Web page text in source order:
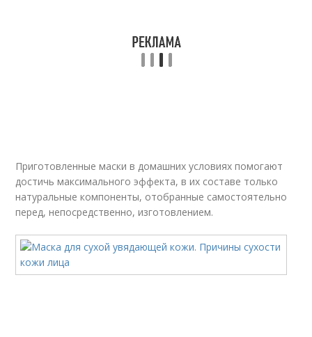
Приготовленные маски в домашних условиях помогают
достичь максимального эффекта, в их составе только
натуральные компоненты, отобранные самостоятельно
перед, непосредственно, изготовлением.